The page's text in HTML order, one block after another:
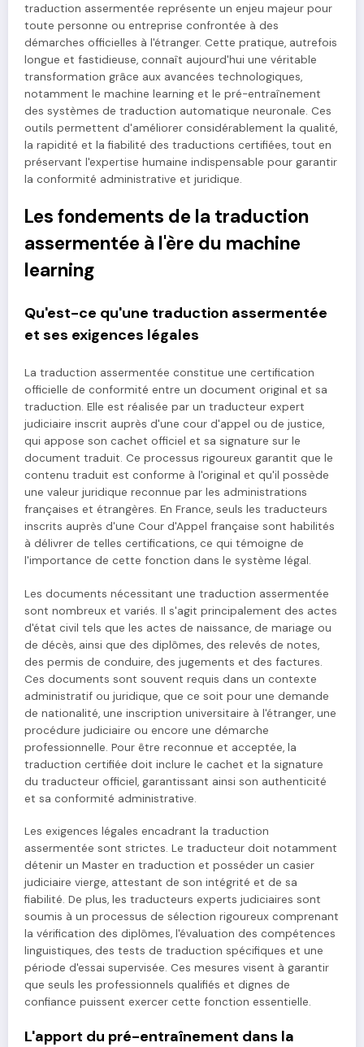
traduction assermentée représente un enjeu majeur pour
toute personne ou entreprise confrontée à des
démarches officielles à l'étranger. Cette pratique, autrefois
longue et fastidieuse, connaît aujourd'hui une véritable
transformation grâce aux avancées technologiques,
notamment le machine learning et le pré-entraînement
des systèmes de traduction automatique neuronale. Ces
outils permettent d'améliorer considérablement la qualité,
la rapidité et la fiabilité des traductions certifiées, tout en
préservant l'expertise humaine indispensable pour garantir
la conformité administrative et juridique.
Les fondements de la traduction
assermentée à l'ère du machine
learning
Qu'est-ce qu'une traduction assermentée
et ses exigences légales
La traduction assermentée constitue une certification
officielle de conformité entre un document original et sa
traduction. Elle est réalisée par un traducteur expert
judiciaire inscrit auprès d'une cour d'appel ou de justice,
qui appose son cachet officiel et sa signature sur le
document traduit. Ce processus rigoureux garantit que le
contenu traduit est conforme à l'original et qu'il possède
une valeur juridique reconnue par les administrations
françaises et étrangères. En France, seuls les traducteurs
inscrits auprès d'une Cour d'Appel française sont habilités
à délivrer de telles certifications, ce qui témoigne de
l'importance de cette fonction dans le système légal.
Les documents nécessitant une traduction assermentée
sont nombreux et variés. Il s'agit principalement des actes
d'état civil tels que les actes de naissance, de mariage ou
de décès, ainsi que des diplômes, des relevés de notes,
des permis de conduire, des jugements et des factures.
Ces documents sont souvent requis dans un contexte
administratif ou juridique, que ce soit pour une demande
de nationalité, une inscription universitaire à l'étranger, une
procédure judiciaire ou encore une démarche
professionnelle. Pour être reconnue et acceptée, la
traduction certifiée doit inclure le cachet et la signature
du traducteur officiel, garantissant ainsi son authenticité
et sa conformité administrative.
Les exigences légales encadrant la traduction
assermentée sont strictes. Le traducteur doit notamment
détenir un Master en traduction et posséder un casier
judiciaire vierge, attestant de son intégrité et de sa
fiabilité. De plus, les traducteurs experts judiciaires sont
soumis à un processus de sélection rigoureux comprenant
la vérification des diplômes, l'évaluation des compétences
linguistiques, des tests de traduction spécifiques et une
période d'essai supervisée. Ces mesures visent à garantir
que seuls les professionnels qualifiés et dignes de
confiance puissent exercer cette fonction essentielle.
L'apport du pré-entraînement dans la